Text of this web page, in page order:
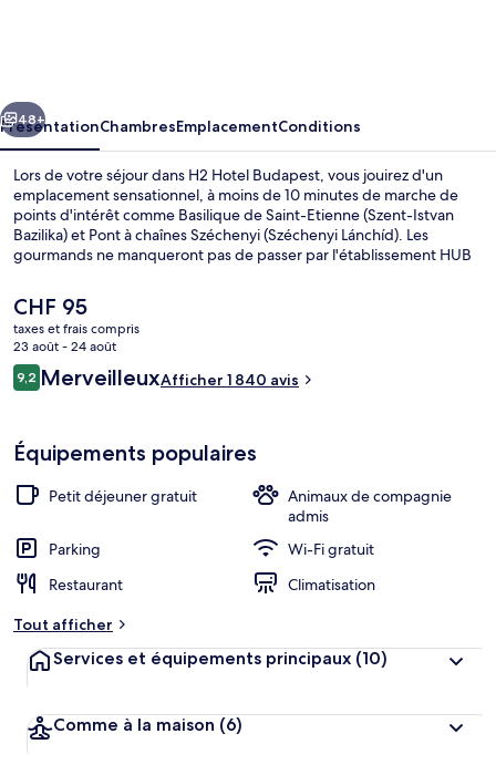
Suivant
48+
PrésentationChambresEmplacementConditions
Lors de votre séjour dans H2 Hotel Budapest, vous jouirez d'un
emplacement sensationnel, à moins de 10 minutes de marche de
points d'intérêt comme Basilique de Saint-Etienne (Szent-Istvan
Bazilika) et Pont à chaînes Széchenyi (Széchenyi Lánchíd). Les
gourmands ne manqueront pas de passer par l'établissement HUB
moins de 5 minutes en voiture, vous trouverez aussi des sites
comme Ile Marguerite et Parlement (Orszaghaz). Les autres
voyageurs adorent le personnel attentionné et le petit déjeuner.
L'hébergement se situe à une très courte distance à pied des
transports publics : Station de métro Arany János utca se trouve à 4
min et Station de métro Bajcsy-Zsilinszky út, à 6 min.
Le
prix
actuel
est
de
CHF 95
taxes et frais compris
23 août - 24 août
Avis
voyageurs
9,29,2 sur 10
MerveilleuxAfficher 1 840 avis
Équipements populaires
Petit déjeuner gratuit
Animaux de compagnie
admis
Parking
Wi-Fi gratuit
Restaurant
Climatisation
Tout afficher
Services et équipements principaux (10)
Comme à la maison (6)